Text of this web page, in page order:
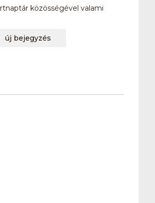
közösségével valami
új bejegyzés